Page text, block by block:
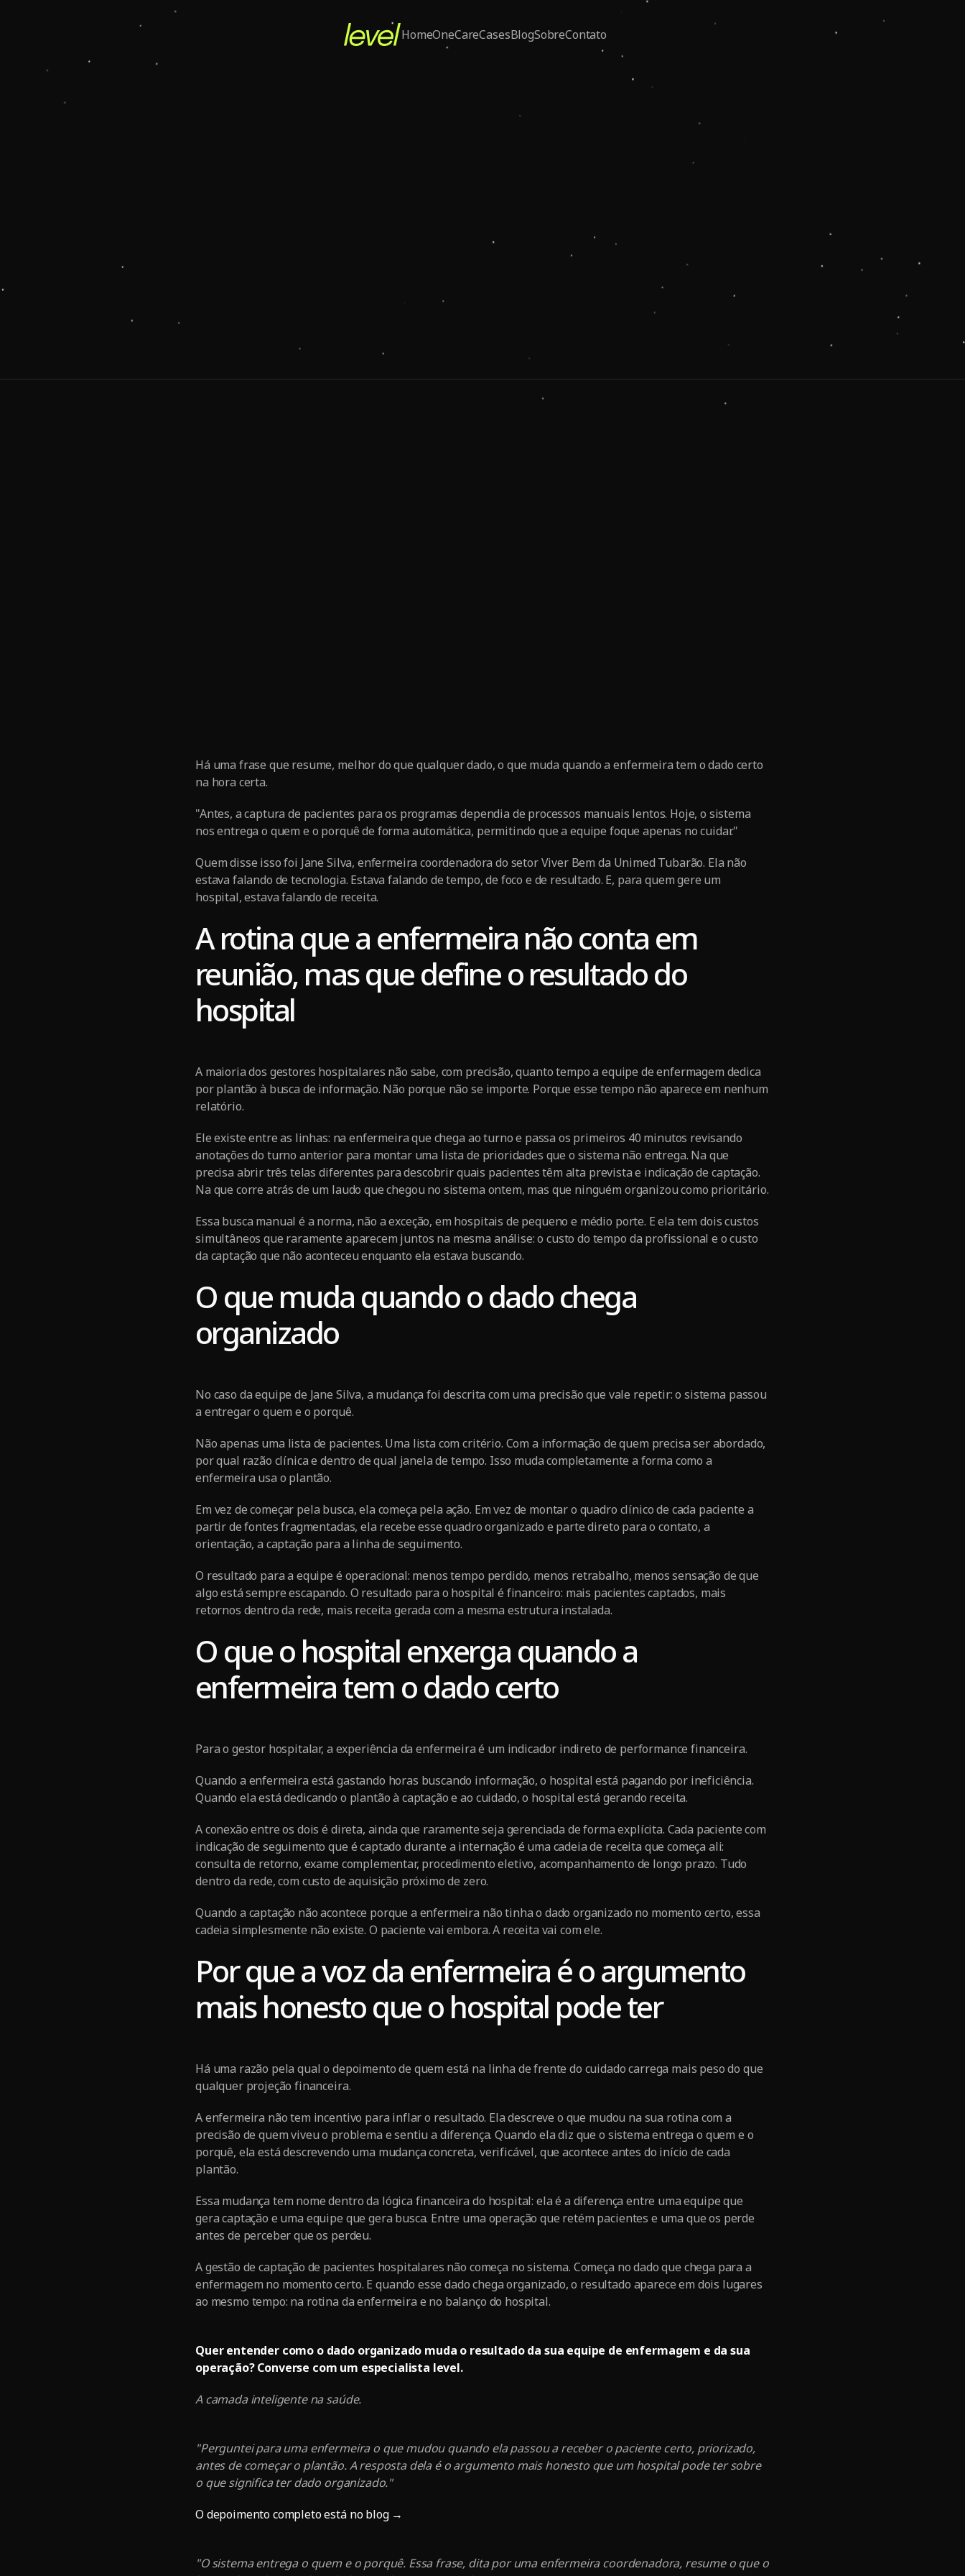
HomeOneCareCasesBlogSobreContato
Há uma frase que resume, melhor do que qualquer dado, o que muda quando a enfermeira tem o dado certo
na hora certa.
"Antes, a captura de pacientes para os programas dependia de processos manuais lentos. Hoje, o sistema
nos entrega o quem e o porquê de forma automática, permitindo que a equipe foque apenas no cuidar."
Quem disse isso foi Jane Silva, enfermeira coordenadora do setor Viver Bem da Unimed Tubarão. Ela não
estava falando de tecnologia. Estava falando de tempo, de foco e de resultado. E, para quem gere um
hospital, estava falando de receita.
A rotina que a enfermeira não conta em
reunião, mas que define o resultado do
hospital
A maioria dos gestores hospitalares não sabe, com precisão, quanto tempo a equipe de enfermagem dedica
por plantão à busca de informação. Não porque não se importe. Porque esse tempo não aparece em nenhum
relatório.
Ele existe entre as linhas: na enfermeira que chega ao turno e passa os primeiros 40 minutos revisando
anotações do turno anterior para montar uma lista de prioridades que o sistema não entrega. Na que
precisa abrir três telas diferentes para descobrir quais pacientes têm alta prevista e indicação de captação.
Na que corre atrás de um laudo que chegou no sistema ontem, mas que ninguém organizou como prioritário.
Essa busca manual é a norma, não a exceção, em hospitais de pequeno e médio porte. E ela tem dois custos
simultâneos que raramente aparecem juntos na mesma análise: o custo do tempo da profissional e o custo
da captação que não aconteceu enquanto ela estava buscando.
O que muda quando o dado chega
organizado
No caso da equipe de Jane Silva, a mudança foi descrita com uma precisão que vale repetir: o sistema passou
a entregar o quem e o porquê.
Não apenas uma lista de pacientes. Uma lista com critério. Com a informação de quem precisa ser abordado,
por qual razão clínica e dentro de qual janela de tempo. Isso muda completamente a forma como a
enfermeira usa o plantão.
Em vez de começar pela busca, ela começa pela ação. Em vez de montar o quadro clínico de cada paciente a
partir de fontes fragmentadas, ela recebe esse quadro organizado e parte direto para o contato, a
orientação, a captação para a linha de seguimento.
O resultado para a equipe é operacional: menos tempo perdido, menos retrabalho, menos sensação de que
algo está sempre escapando. O resultado para o hospital é financeiro: mais pacientes captados, mais
retornos dentro da rede, mais receita gerada com a mesma estrutura instalada.
O que o hospital enxerga quando a
enfermeira tem o dado certo
Para o gestor hospitalar, a experiência da enfermeira é um indicador indireto de performance financeira.
Quando a enfermeira está gastando horas buscando informação, o hospital está pagando por ineficiência.
Quando ela está dedicando o plantão à captação e ao cuidado, o hospital está gerando receita.
A conexão entre os dois é direta, ainda que raramente seja gerenciada de forma explícita. Cada paciente com
indicação de seguimento que é captado durante a internação é uma cadeia de receita que começa ali:
consulta de retorno, exame complementar, procedimento eletivo, acompanhamento de longo prazo. Tudo
dentro da rede, com custo de aquisição próximo de zero.
Quando a captação não acontece porque a enfermeira não tinha o dado organizado no momento certo, essa
cadeia simplesmente não existe. O paciente vai embora. A receita vai com ele.
Por que a voz da enfermeira é o argumento
mais honesto que o hospital pode ter
Há uma razão pela qual o depoimento de quem está na linha de frente do cuidado carrega mais peso do que
qualquer projeção financeira.
A enfermeira não tem incentivo para inflar o resultado. Ela descreve o que mudou na sua rotina com a
precisão de quem viveu o problema e sentiu a diferença. Quando ela diz que o sistema entrega o quem e o
porquê, ela está descrevendo uma mudança concreta, verificável, que acontece antes do início de cada
plantão.
Essa mudança tem nome dentro da lógica financeira do hospital: ela é a diferença entre uma equipe que
gera captação e uma equipe que gera busca. Entre uma operação que retém pacientes e uma que os perde
antes de perceber que os perdeu.
A gestão de captação de pacientes hospitalares não começa no sistema. Começa no dado que chega para a
enfermagem no momento certo. E quando esse dado chega organizado, o resultado aparece em dois lugares
ao mesmo tempo: na rotina da enfermeira e no balanço do hospital.
Quer entender como o dado organizado muda o resultado da sua equipe de enfermagem e da sua
operação? Converse com um especialista level.
A camada inteligente na saúde.
"Perguntei para uma enfermeira o que mudou quando ela passou a receber o paciente certo, priorizado,
antes de começar o plantão. A resposta dela é o argumento mais honesto que um hospital pode ter sobre
o que significa ter dado organizado."
O depoimento completo está no blog →
"O sistema entrega o quem e o porquê. Essa frase, dita por uma enfermeira coordenadora, resume o que o